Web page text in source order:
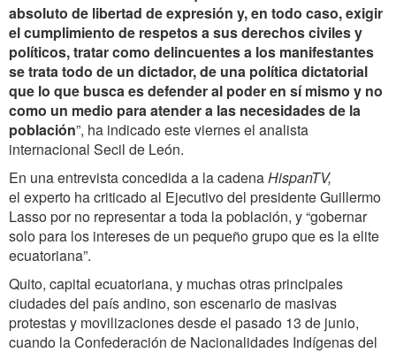
absoluto de libertad de expresión y, en todo caso, exigir
el cumplimiento de respetos a sus derechos civiles y
políticos, tratar como delincuentes a los manifestantes
se trata todo de un dictador, de una política dictatorial
que lo que busca es defender al poder en sí mismo y no
como un medio para atender a las necesidades de la
población”, ha indicado este viernes el analista
internacional Secil de León.
En una entrevista concedida a la cadenaHispanTV,
el experto ha criticado al Ejecutivo del presidente Guillermo
Lasso por no representar a toda la población, y “gobernar
solo para los intereses de un pequeño grupo que es la elite
ecuatoriana”.
Quito, capital ecuatoriana, y muchas otras principales
ciudades del país andino, son escenario de masivas
protestas y movilizaciones desde el pasado 13 de junio,
cuando la Confederación de Nacionalidades Indígenas del